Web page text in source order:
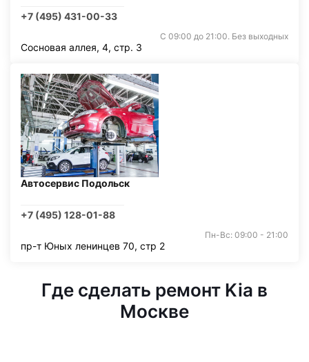
+7 (495) 431-00-33
С 09:00 до 21:00. Без выходных
Сосновая аллея, 4, стр. 3
Автосервис Подольск
+7 (495) 128-01-88
Пн-Вс: 09:00 - 21:00
пр-т Юных ленинцев 70, стр 2
Где сделать ремонт Kia в
Москве